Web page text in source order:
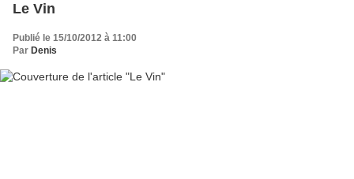
Le Vin
Publié le 15/10/2012 à 11:00
Par Denis